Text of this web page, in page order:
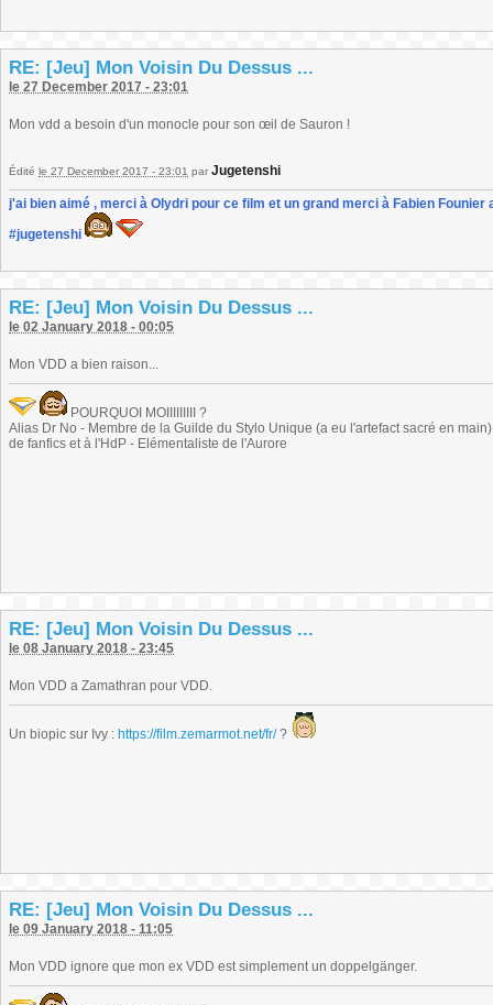
RE: [Jeu] Mon Voisin Du Dessus ...
le 27 December 2017 - 23:01
Mon vdd a besoin d'un monocle pour son œil de Sauron !
Édité le 27 December 2017 - 23:01 par Jugetenshi
j'ai bien aimé , merci à Olydri pour ce film et un grand merci à Fabien
#jugetenshi
RE: [Jeu] Mon Voisin Du Dessus ...
le 02 January 2018 - 00:05
Mon VDD a bien raison...
POURQUOI MOIIIIIIIII ?
Alias Dr No - Membre de la Guilde du Stylo Unique (a eu l'artefact sacré en
de fanfics et à l'HdP - Elémentaliste de l'Aurore
RE: [Jeu] Mon Voisin Du Dessus ...
le 08 January 2018 - 23:45
Mon VDD a Zamathran pour VDD.
Un biopic sur Ivy : https://film.zemarmot.net/fr/?
RE: [Jeu] Mon Voisin Du Dessus ...
le 09 January 2018 - 11:05
Mon VDD ignore que mon ex VDD est simplement un doppelgänger.